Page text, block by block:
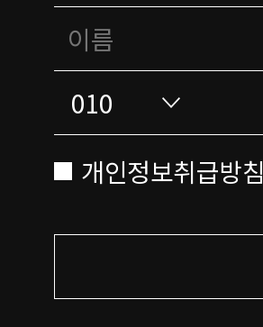
개인정보취급방침